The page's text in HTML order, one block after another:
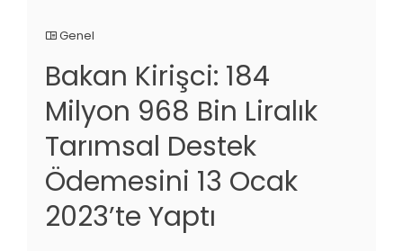
Genel
Bakan Kirişci: 184
Milyon 968 Bin Liralık
Tarımsal Destek
Ödemesini 13 Ocak
2023’te Yaptı